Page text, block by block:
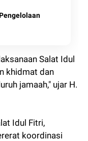
Salat Idul
khidmat dan
jamaah," ujar H.
Idul Fitri,
koordinasi